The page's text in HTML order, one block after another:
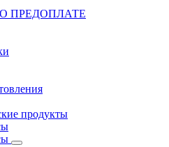
ПО ПРЕДОПЛАТЕ
продукты